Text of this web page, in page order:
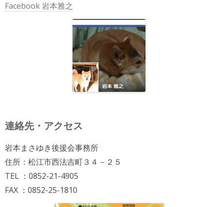
Facebook 岩本雅之
連絡先・アクセス
岩本まさゆき後援会事務所
住所：松江市西法吉町３４－２５
TEL ：0852-21-4905
FAX ：0852-25-1810